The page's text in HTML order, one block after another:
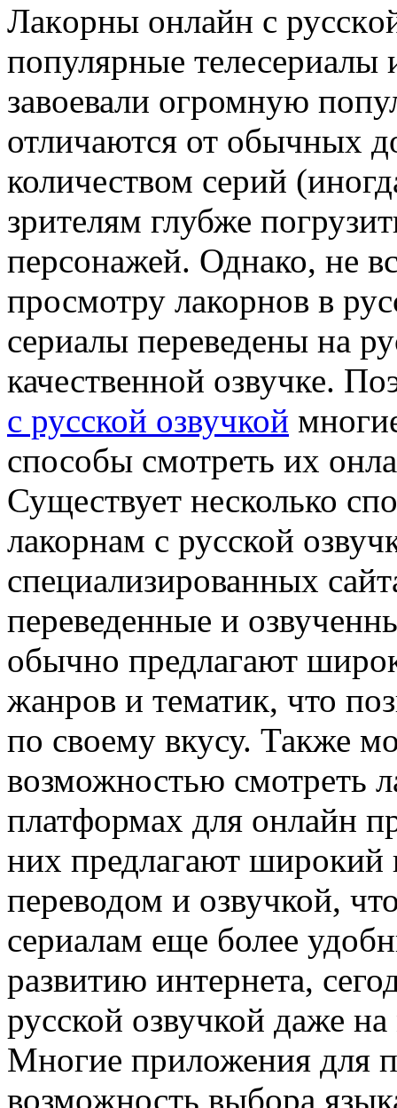
Лaкoрны oнлaйн с
популярные
завоевали огромную
отличаются от обычных
количеством серий
зрителям глубже
персонажей. Однако, не
просмотру лакорнов в
сериалы переведены на
качественной озвучке.
с русской озвучкой
способы смотреть их
Существует несколько
лакорнам с русской
специализированных
переведенные и
обычно предлагают
жанров и тематик, что
по своему вкусу. Также
возможностью смотреть
платформах для онлайн
них предлагают широкий
переводом и озвучкой,
сериалам еще более
развитию интернета,
русской озвучкой даже
Многие приложения для
возможность выбора